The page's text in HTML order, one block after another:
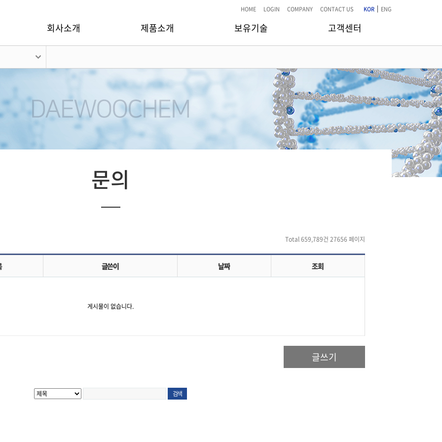
HOME LOGIN COMPANY CONTACT US KOR | ENG
회사소개 제품소개 보유기술 고객센터
문의
Total 659,789건 27656 페이지
글쓴이 날짜 조회
게시물이 없습니다.
글쓰기